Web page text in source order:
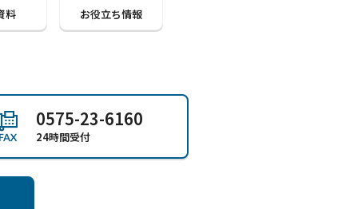
料 お役立ち情報
0575-23-6160
24時間受付